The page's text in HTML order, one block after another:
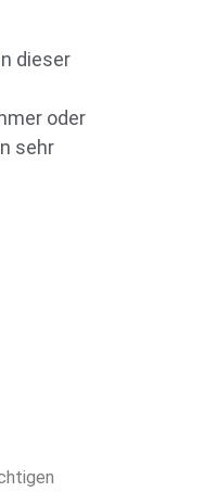
dieser
oder
sehr